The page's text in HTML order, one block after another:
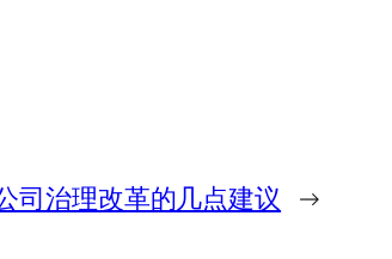
司治理改革的几点建议 →